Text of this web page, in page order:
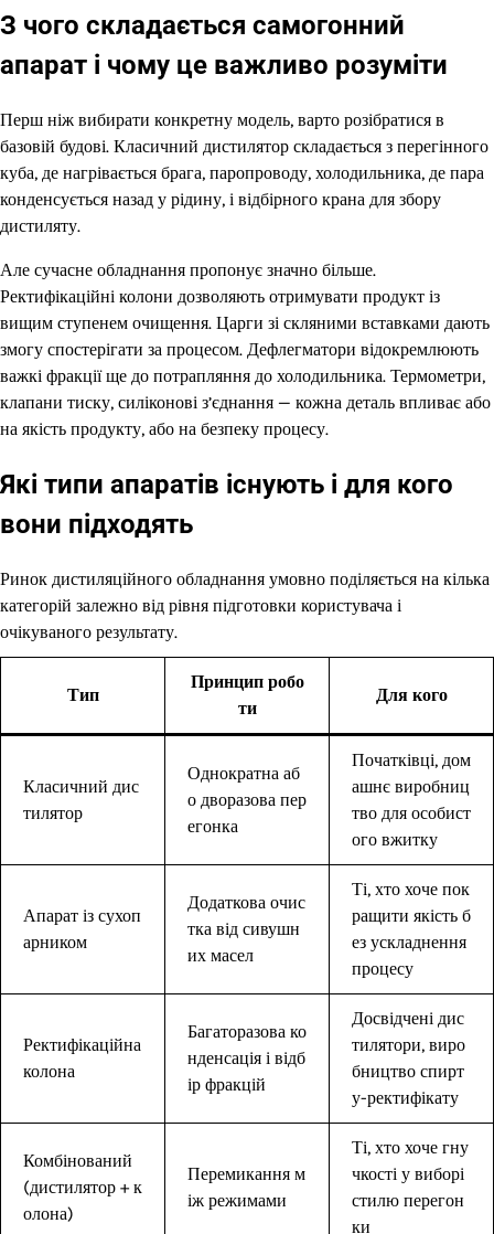
З чого складається самогонний
апарат і чому це важливо розуміти
Перш ніж вибирати конкретну модель, варто розібратися в
базовій будові. Класичний дистилятор складається з перегінного
куба, де нагрівається брага, паропроводу, холодильника, де пара
конденсується назад у рідину, і відбірного крана для збору
дистиляту.
Але сучасне обладнання пропонує значно більше.
Ректифікаційні колони дозволяють отримувати продукт із
вищим ступенем очищення. Царги зі скляними вставками дають
змогу спостерігати за процесом. Дефлегматори відокремлюють
важкі фракції ще до потрапляння до холодильника. Термометри,
клапани тиску, силіконові з’єднання — кожна деталь впливає або
на якість продукту, або на безпеку процесу.
Які типи апаратів існують і для кого
вони підходять
Ринок дистиляційного обладнання умовно поділяється на кілька
категорій залежно від рівня підготовки користувача і
очікуваного результату.
Тип
Принцип робо
ти
Для кого
Класичний дис
тилятор
Однократна аб
о дворазова пер
егонка
Початківці, дом
ашнє виробниц
тво для особист
ого вжитку
Апарат із сухоп
арником
Додаткова очис
тка від сивушн
их масел
Ті, хто хоче пок
ращити якість б
ез ускладнення
процесу
Ректифікаційна
колона
Багаторазова ко
нденсація і відб
ір фракцій
Досвідчені дис
тилятори, виро
бництво спирт
у-ректифікату
Комбінований
(дистилятор + к
олона)
Перемикання м
іж режимами
Ті, хто хоче гну
чкості у виборі
стилю перегон
ки